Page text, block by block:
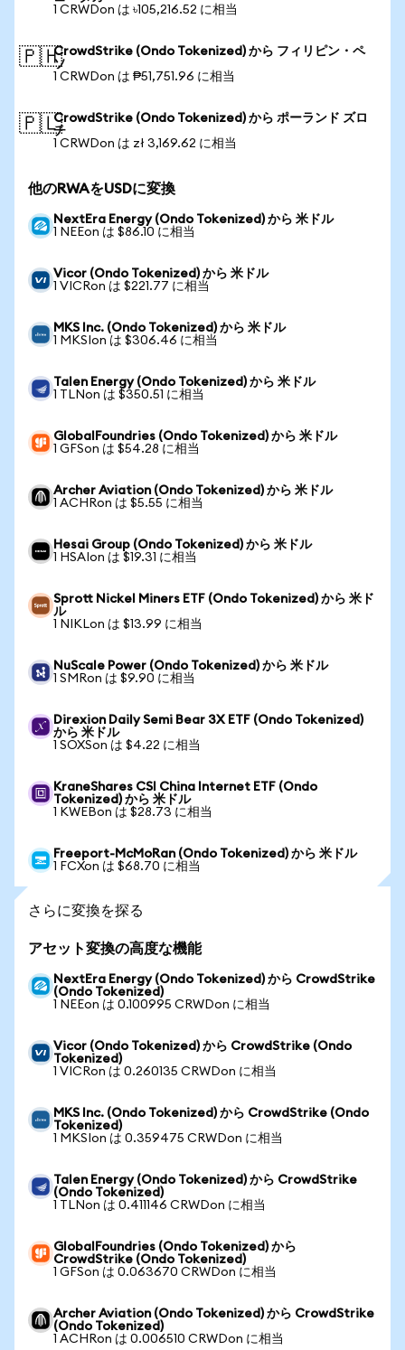
1 CRWDon は ৳105,216.52 に相当
🇵🇭CrowdStrike (Ondo Tokenized) から フィリピン・ペ
ソ
1 CRWDon は ₱51,751.96 に相当
🇵🇱CrowdStrike (Ondo Tokenized) から ポーランド ズロ
チ
1 CRWDon は zł 3,169.62 に相当
他のRWAをUSDに変換
NextEra Energy (Ondo Tokenized) から 米ドル
1 NEEon は $86.10 に相当
Vicor (Ondo Tokenized) から 米ドル
1 VICRon は $221.77 に相当
MKS Inc. (Ondo Tokenized) から 米ドル
1 MKSIon は $306.46 に相当
Talen Energy (Ondo Tokenized) から 米ドル
1 TLNon は $350.51 に相当
GlobalFoundries (Ondo Tokenized) から 米ドル
1 GFSon は $54.28 に相当
Archer Aviation (Ondo Tokenized) から 米ドル
1 ACHRon は $5.55 に相当
Hesai Group (Ondo Tokenized) から 米ドル
1 HSAIon は $19.31 に相当
Sprott Nickel Miners ETF (Ondo Tokenized) から 米ド
ル
1 NIKLon は $13.99 に相当
NuScale Power (Ondo Tokenized) から 米ドル
1 SMRon は $9.90 に相当
Direxion Daily Semi Bear 3X ETF (Ondo Tokenized)
から 米ドル
1 SOXSon は $4.22 に相当
KraneShares CSI China Internet ETF (Ondo
Tokenized) から 米ドル
1 KWEBon は $28.73 に相当
Freeport-McMoRan (Ondo Tokenized) から 米ドル
1 FCXon は $68.70 に相当
さらに変換を探る
アセット変換の高度な機能
NextEra Energy (Ondo Tokenized) から CrowdStrike
(Ondo Tokenized)
1 NEEon は 0.100995 CRWDon に相当
Vicor (Ondo Tokenized) から CrowdStrike (Ondo
Tokenized)
1 VICRon は 0.260135 CRWDon に相当
MKS Inc. (Ondo Tokenized) から CrowdStrike (Ondo
Tokenized)
1 MKSIon は 0.359475 CRWDon に相当
Talen Energy (Ondo Tokenized) から CrowdStrike
(Ondo Tokenized)
1 TLNon は 0.411146 CRWDon に相当
GlobalFoundries (Ondo Tokenized) から
CrowdStrike (Ondo Tokenized)
1 GFSon は 0.063670 CRWDon に相当
Archer Aviation (Ondo Tokenized) から CrowdStrike
(Ondo Tokenized)
1 ACHRon は 0.006510 CRWDon に相当